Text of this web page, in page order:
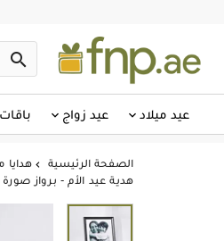

عيد ميلاد عيد زواج
الصفحة الرئيسية 
هدية عيد الأم - برواز